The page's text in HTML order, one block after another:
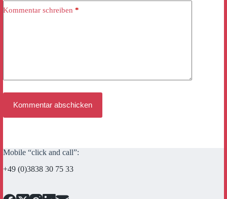
Kommentar schreiben *
Kommentar abschicken
Mobile “click and call”:
+49 (0)3838 30 75 33